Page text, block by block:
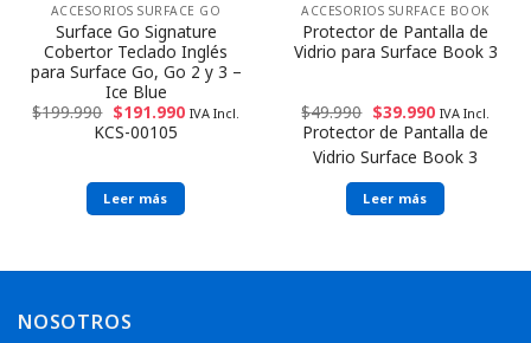
ACCESORIOS SURFACE GO
Surface Go Signature
Cobertor Teclado Inglés
para Surface Go, Go 2 y 3 –
Ice Blue
$199.990 $191.990 IVA Incl.
KCS-00105
Leer más
ACCESORIOS SURFACE BOOK
Protector de Pantalla de
Vidrio para Surface Book 3
$49.990 $39.990 IVA Incl.
Protector de Pantalla de
Vidrio Surface Book 3
Leer más
NOSOTROS